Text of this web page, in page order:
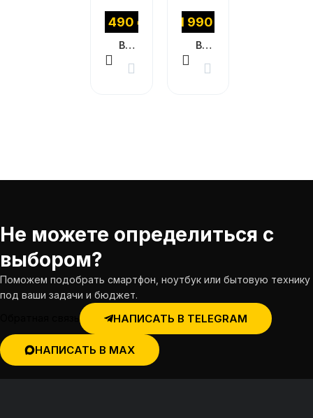
8 490₽
В КОРЗИНУ
21 990
В КОРЗИНУ
Не можете определиться с
выбором?
Поможем подобрать смартфон, ноутбук или бытовую технику
под ваши задачи и бюджет.
НАПИСАТЬ В TELEGRAM
НАПИСАТЬ В MAX